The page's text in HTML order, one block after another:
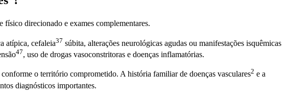
direcionado e exames complementares.
atípica, cefaleia37 súbita, alterações neurológicas agudas ou manifestações isquêmicas
47, uso de drogas vasoconstritoras e doenças inflamatórias.
o território comprometido. A história familiar de doenças vasculares2 e a
diagnósticos importantes.